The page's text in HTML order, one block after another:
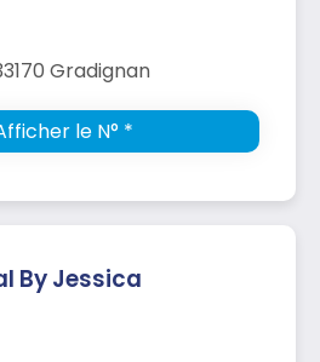
Gradignan
le N° *
By Jessica